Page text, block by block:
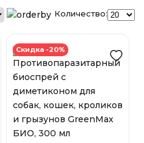
Количество:
Скидка -20%